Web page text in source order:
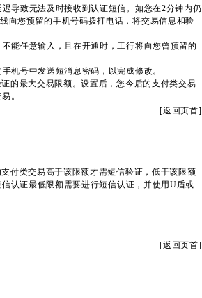
导致无法及时接收到认证短信。如您在2分钟内仍
向您预留的手机号码拨打电话，将交易信息和验
任意输入，且在开通时，工行将向您曾预留的
号中发送短消息密码，以完成修改。
的最大交易限额。设置后，您今后的支付类交易
。
[返回页首]
类交易高于该限额才需短信验证，低于该限额
认证最低限额需要进行短信认证，并使用U盾或
[返回页首]